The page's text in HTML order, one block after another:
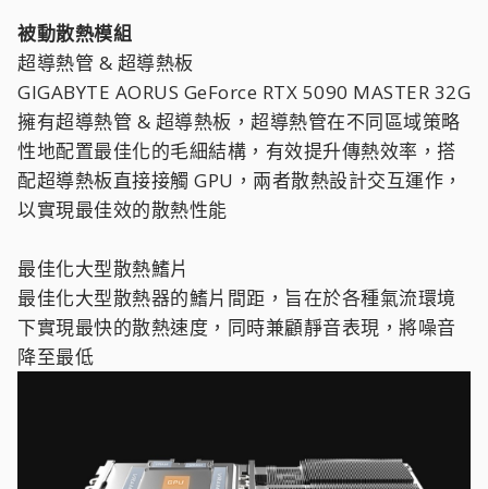
被動散熱模組
超導熱管 & 超導熱板
GIGABYTE AORUS GeForce RTX 5090 MASTER 32G
擁有超導熱管 & 超導熱板，超導熱管在不同區域策略
性地配置最佳化的毛細結構，有效提升傳熱效率，搭
配超導熱板直接接觸 GPU，兩者散熱設計交互運作，
以實現最佳效的散熱性能
最佳化大型散熱鰭片
最佳化大型散熱器的鰭片間距，旨在於各種氣流環境
下實現最快的散熱速度，同時兼顧靜音表現，將噪音
降至最低